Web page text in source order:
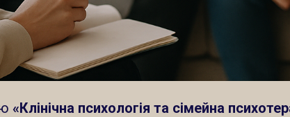
«Клінічна психологія та сімейна